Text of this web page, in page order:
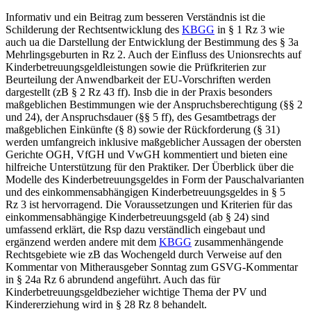
Informativ und ein Beitrag zum besseren Verständnis ist die
Schilderung der Rechtsentwicklung des KBGG in § 1 Rz 3 wie
auch ua die Darstellung der Entwicklung der Bestimmung des § 3a
Mehrlingsgeburten in Rz 2. Auch der Einfluss des Unionsrechts auf
Kinderbetreuungsgeldleistungen sowie die Prüfkriterien zur
Beurteilung der Anwendbarkeit der EU-Vorschriften werden
dargestellt (zB § 2 Rz 43 ff). Insb die in der Praxis besonders
maßgeblichen Bestimmungen wie der Anspruchsberechtigung (§§ 2
und 24), der Anspruchsdauer (§§ 5 ff), des Gesamtbetrags der
maßgeblichen Einkünfte (§ 8) sowie der Rückforderung (§ 31)
werden umfangreich inklusive maßgeblicher Aussagen der obersten
Gerichte OGH, VfGH und VwGH kommentiert und bieten eine
hilfreiche Unterstützung für den Praktiker. Der Überblick über die
Modelle des Kinderbetreuungsgeldes in Form der Pauschalvarianten
und des einkommensabhängigen Kinderbetreuungsgeldes in § 5
Rz 3 ist hervorragend. Die Voraussetzungen und Kriterien für das
einkommensabhängige Kinderbetreuungsgeld (ab § 24) sind
umfassend erklärt, die Rsp dazu verständlich eingebaut und
ergänzend werden andere mit dem KBGG zusammenhängende
Rechtsgebiete wie zB das Wochengeld durch Verweise auf den
Kommentar von Mitherausgeber Sonntag zum GSVG-Kommentar
in § 24a Rz 6 abrundend angeführt. Auch das für
Kinderbetreuungsgeldbezieher wichtige Thema der PV und
Kindererziehung wird in § 28 Rz 8 behandelt.